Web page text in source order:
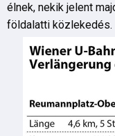
élnek, nekik jelent
földalatti közlekedés.